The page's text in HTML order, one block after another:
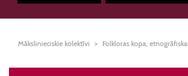
Mākslinieciskie kolektīvi Folkloras kopa,